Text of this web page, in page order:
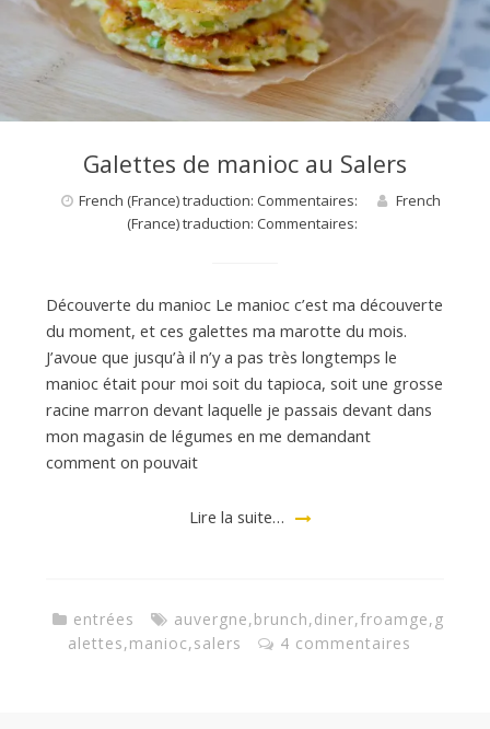
Galettes de manioc au Salers
French (France) traduction: Commentaires:
French
(France) traduction: Commentaires:
Découverte du manioc Le manioc c’est ma découverte
du moment, et ces galettes ma marotte du mois.
J’avoue que jusqu’à il n’y a pas très longtemps le
manioc était pour moi soit du tapioca, soit une grosse
racine marron devant laquelle je passais devant dans
mon magasin de légumes en me demandant
comment on pouvait
Lire la suite…
entrées auvergne,brunch,diner,froamge, g
alettes,manioc,salers 4 commentaires